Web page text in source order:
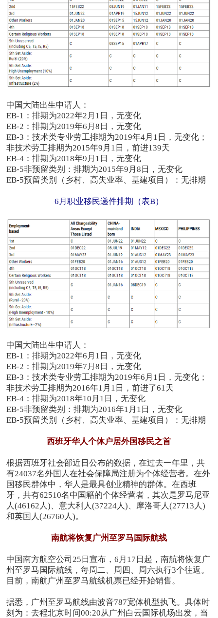
中国大陆出生申请人：
EB-1：排期为2022年2月1日，无变化
EB-2：排期为2019年6月8日，无变化
EB-3：技术类专业劳工排期为2019年4月1日，无变化；
非技术劳工排期为2015年9月1日，前进139天
EB-4：排期为2018年9月1日，无变化
EB-5非预留类别：排期为2015年9月8日，无变化
EB-5预留类别（乡村、高失业率、基建项目）：无排期
6月职业移民递件排期（表B）
中国大陆出生申请人：
EB-1：排期为2022年6月1日，无变化
EB-2：排期为2019年7月8日，无变化
EB-3：技术类专业劳工排期为2019年6月1日，无变化；
非技术劳工排期为2016年1月1日，前进了61天
EB-4：排期为2018年10月1日，无变化
EB-5非预留类别：排期为2016年1月1日，无变化
EB-5预留类别（乡村、高失业率、基建项目）：无排期
西班牙华人个体户居外国移民之首
根据西班牙社会部近日公布的数据，在过去一年里，共
有24037名外国人在社会保障局注册为个体经营者。在外
国移民群体中，华人是最具创业精神的群体。在西班
牙，共有62510名中国籍的个体经营者，其次是罗马尼亚
人(46162人)、意大利人(37224人)、摩洛哥人(27713人)
和英国人(26760人)。
南航将恢复广州至罗马国际航线
中国南方航空公司25日宣布，6月17日起，南航将恢复广
州至罗马国际航线，每周二、周四、周六执行3个往返。
目前，南航广州至罗马航线机票已经开始销售。
据悉，广州至罗马航线由波音787宽体机型执飞。具体时
刻为：去程北京时间00:20从广州白云国际机场出发，当